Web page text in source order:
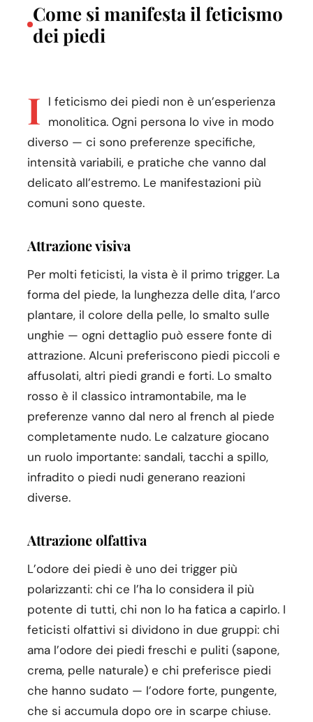
Come si manifesta il feticismo
dei piedi
I l feticismo dei piedi non è un’esperienza
monolitica. Ogni persona lo vive in modo
diverso — ci sono preferenze specifiche,
intensità variabili, e pratiche che vanno dal
delicato all’estremo. Le manifestazioni più
comuni sono queste.
Attrazione visiva
Per molti feticisti, la vista è il primo trigger. La
forma del piede, la lunghezza delle dita, l’arco
plantare, il colore della pelle, lo smalto sulle
unghie — ogni dettaglio può essere fonte di
attrazione. Alcuni preferiscono piedi piccoli e
affusolati, altri piedi grandi e forti. Lo smalto
rosso è il classico intramontabile, ma le
preferenze vanno dal nero al french al piede
completamente nudo. Le calzature giocano
un ruolo importante: sandali, tacchi a spillo,
infradito o piedi nudi generano reazioni
diverse.
Attrazione olfattiva
L’odore dei piedi è uno dei trigger più
polarizzanti: chi ce l’ha lo considera il più
potente di tutti, chi non lo ha fatica a capirlo. I
feticisti olfattivi si dividono in due gruppi: chi
ama l’odore dei piedi freschi e puliti (sapone,
crema, pelle naturale) e chi preferisce piedi
che hanno sudato — l’odore forte, pungente,
che si accumula dopo ore in scarpe chiuse.